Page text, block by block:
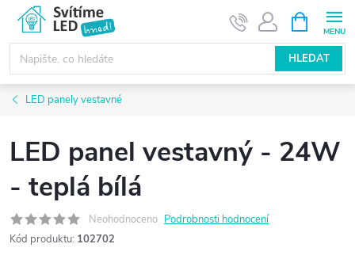
obsah
HLEDAT
NÁKUPNÍ
KOŠÍK
LED panely vestavné
LED panel vestavný - 24W
- teplá bílá
Neohodnoceno Podrobnosti hodnocení
Kód produktu: 102702